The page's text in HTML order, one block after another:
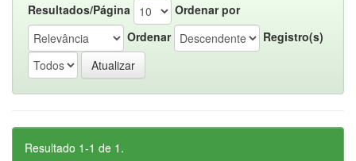
Resultados/Página
Ordenar por
Ordenar
Registro(s)
Resultado 1-1 de 1.